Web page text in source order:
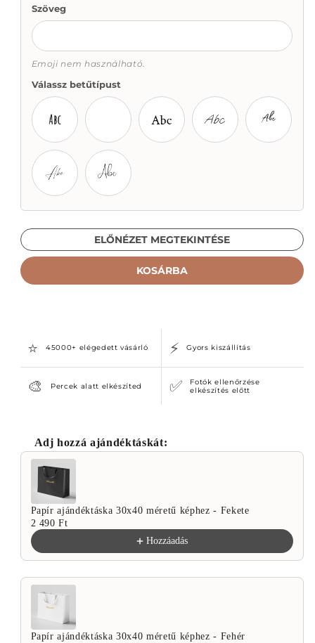
Szöveg
Emoji nem használható.
Válassz betűtípust
Amatic SC TypewriterCrimson TextOooh Baby Madelyn
Beauty Handwriting
Darrel Allura
ELŐNÉZET MEGTEKINTÉSE
KOSÁRBA
⭐ 45000+ elégedett vásárló ⚡ Gyors kiszállítás
🎨 Percek alatt elkészíted ✅
Fotók ellenőrzése
elkészítés előtt
Adj hozzá ajándéktáskát:
Use the Previous and Next buttons to navigate
Papír ajándéktáska 30x40 méretű képhez - Fekete
2 490 Ft
Hozzáadás
Papír ajándéktáska 30x40 méretű képhez - Fehér